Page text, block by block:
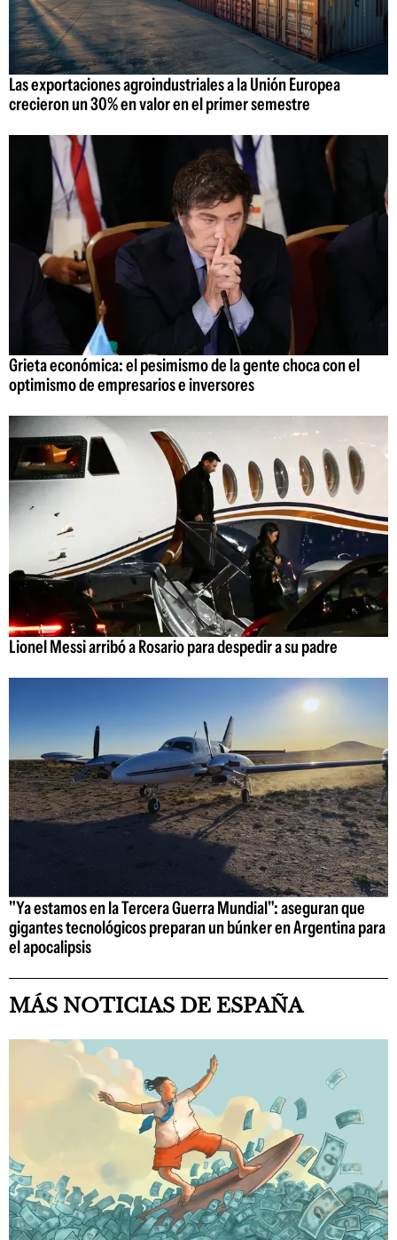
Las exportaciones agroindustriales a la Unión Europea
crecieron un 30% en valor en el primer semestre
Grieta económica: el pesimismo de la gente choca con el
optimismo de empresarios e inversores
Lionel Messi arribó a Rosario para despedir a su padre
"Ya estamos en la Tercera Guerra Mundial": aseguran que
gigantes tecnológicos preparan un búnker en Argentina para
el apocalipsis
MÁS NOTICIAS DE ESPAÑA